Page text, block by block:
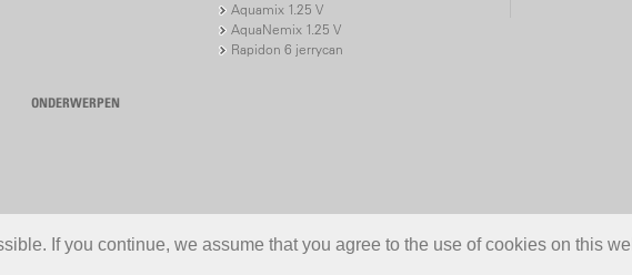
If you continue, we assume that you agree to the use of cookies on this
Aquamix 1.25 V
AquaNemix 1.25 V
Rapidon 6 jerrycan
ONDERWERPEN